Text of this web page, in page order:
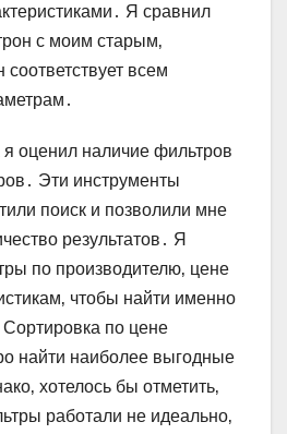
Я сравнил
с моим старым‚
соответствует всем
я оценил наличие фильтров
Эти инструменты
поиск и позволили мне
результатов․ Я
по производителю‚ цене
чтобы найти именно
Сортировка по цене
найти наиболее выгодные
хотелось бы отметить‚
работали не идеально‚